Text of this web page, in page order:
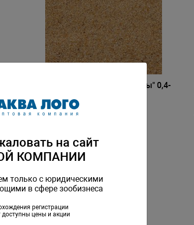
Грунт природный GLOXY "Янцзы" 0,4-
Артикул: GL-217792
на сайт
КОМПАНИИ
только с юридическими
в сфере зообизнеса
регистрации
доступны цены и акции